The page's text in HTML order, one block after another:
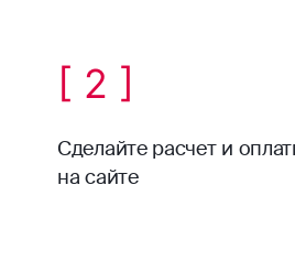
[ 2 ]
Сделайте расчет и
на сайте